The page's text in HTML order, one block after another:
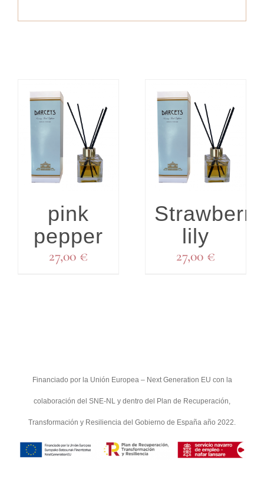
pink
pepper
27,00 €
DETALLES
Strawberry
lily
27,00 €
DETALLES
Financiado por la Unión Europea – Next Generation EU con la
colaboración del SNE-NL y dentro del Plan de Recuperación,
Transformación y Resiliencia del Gobierno de España año 2022.